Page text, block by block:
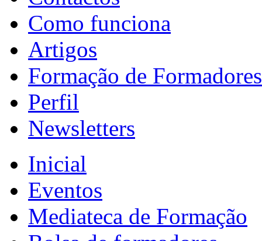
Como funciona
Artigos
Formação de Formadores
Perfil
Newsletters
Inicial
Eventos
Mediateca de Formação